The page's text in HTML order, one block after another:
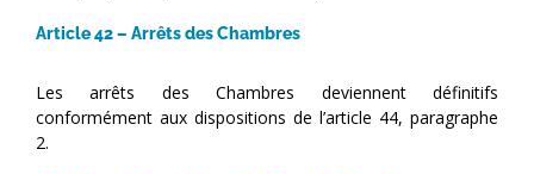
Article 42 – Arrêts des Chambres
Les arrêts des Chambres deviennent définitifs
conformément aux dispositions de l’article 44, paragraphe
2.